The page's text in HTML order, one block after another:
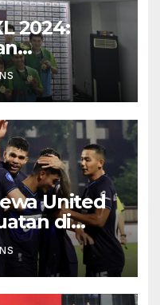
2024:
United
di
1